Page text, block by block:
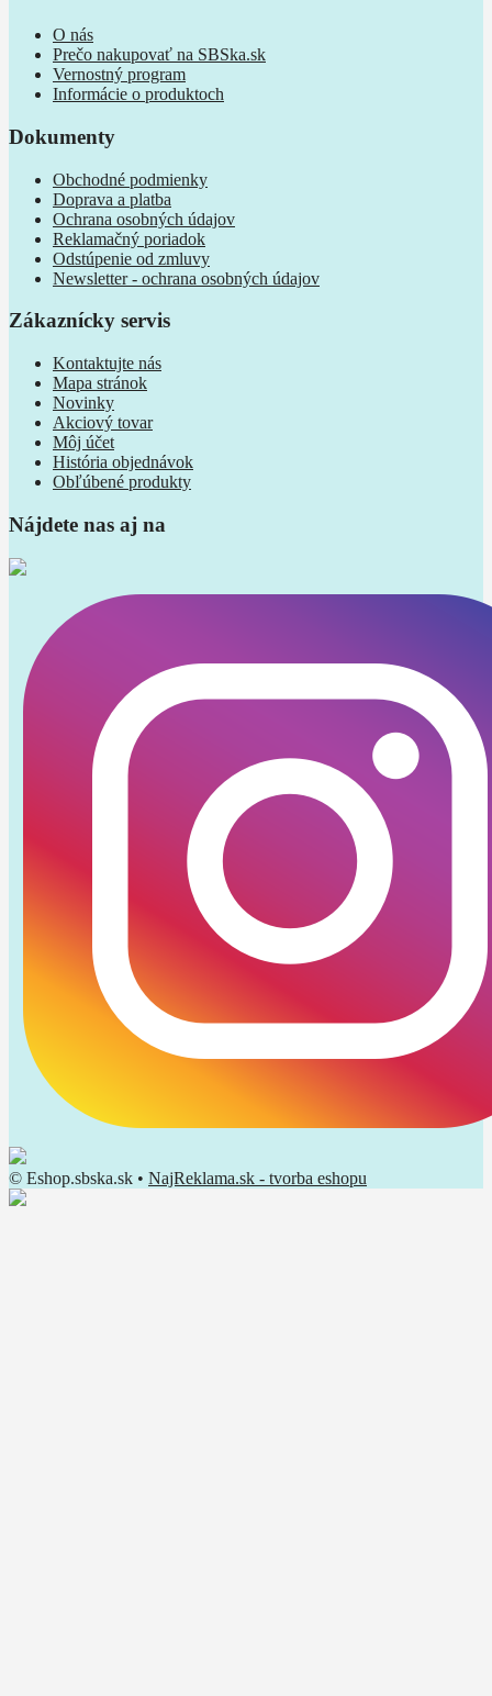
O nás
Prečo nakupovať na SBSka.sk
Vernostný program
Informácie o produktoch
Dokumenty
Obchodné podmienky
Doprava a platba
Ochrana osobných údajov
Reklamačný poriadok
Odstúpenie od zmluvy
Newsletter - ochrana osobných údajov
Zákaznícky servis
Kontaktujte nás
Mapa stránok
Novinky
Akciový tovar
Môj účet
História objednávok
Obľúbené produkty
Nájdete nas aj na
© Eshop.sbska.sk • NajReklama.sk - tvorba eshopu